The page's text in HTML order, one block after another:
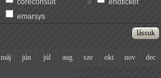
coreconsult 9
endticket
emarsys
máj jún júl aug sze okt nov
dec